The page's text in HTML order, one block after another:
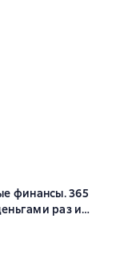
1 оценок
финансы. 365
раз и